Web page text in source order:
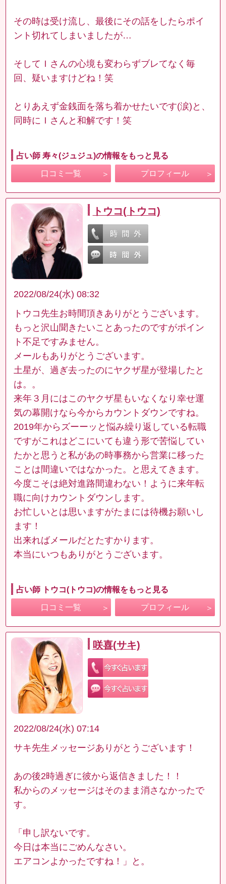
その時は受け流し、最後にその話をしたらポイ
ント切れてしまいましたが…
そしてＩさんの心境も変わらずブレてなく毎
回、疑いますけどね！笑
とりあえず金銭面を落ち着かせたいです(涙)と、
同時にＩさんと和解です！笑
占い師 寿々(ジュジュ)の情報をもっと見る
口コミ一覧 プロフィール
トウコ(トウコ)
2022/08/24(水) 08:32
トウコ先生お時間頂きありがとうございます。
もっと沢山聞きたいことあったのですがポイン
ト不足ですみません。
メールもありがとうございます。
土星が、過ぎ去ったのにヤクザ星が登場したと
は。。
来年３月にはこのヤクザ星もいなくなり幸せ運
気の幕開けなら今からカウントダウンですね。
2019年からズーーッと悩み繰り返している転職
ですがこれはどこにいても違う形で苦悩してい
たかと思うと私があの時事務から営業に移った
ことは間違いではなかった。と思えてきます。
今度こそは絶対進路間違わない！ように来年転
職に向けカウントダウンします。
お忙しいとは思いますがたまには待機お願いし
ます！
出来ればメールだとたすかります。
本当にいつもありがとうございます。
占い師 トウコ(トウコ)の情報をもっと見る
口コミ一覧 プロフィール
咲喜(サキ)
2022/08/24(水) 07:14
サキ先生メッセージありがとうございます！
あの後2時過ぎに彼から返信きました！！
私からのメッセージはそのまま消さなかったで
す。
「申し訳ないです。
今日は本当にごめんなさい。
エアコンよかったですね！」と。